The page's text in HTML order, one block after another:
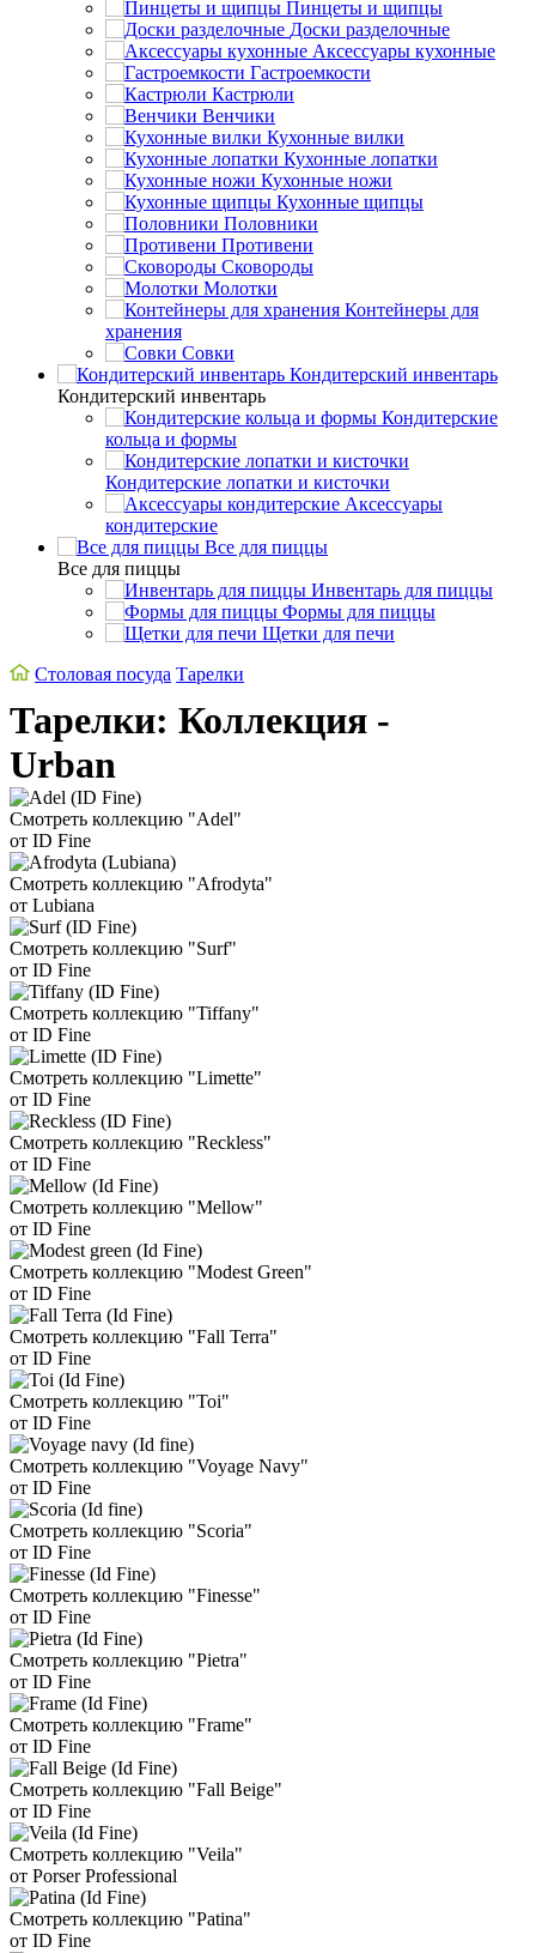
Пинцеты и щипцы
Доски разделочные
Аксессуары кухонные
Гастроемкости
Кастрюли
Венчики
Кухонные вилки
Кухонные лопатки
Кухонные ножи
Кухонные щипцы
Половники
Противени
Сковороды
Молотки
Контейнеры для
хранения
Совки
Кондитерский инвентарь
Кондитерский инвентарь
Кондитерские
кольца и формы
Кондитерские лопатки и кисточки
Аксессуары
кондитерские
Все для пиццы
Все для пиццы
Инвентарь для пиццы
Формы для пиццы
Щетки для печи
Столовая посуда Тарелки
Тарелки: Коллекция -
Urban
Смотреть коллекцию "Adel"
от ID Fine
Смотреть коллекцию "Afrodyta"
от Lubiana
Смотреть коллекцию "Surf"
от ID Fine
Смотреть коллекцию "Tiffany"
от ID Fine
Смотреть коллекцию "Limette"
от ID Fine
Смотреть коллекцию "Reckless"
от ID Fine
Смотреть коллекцию "Mellow"
от ID Fine
Смотреть коллекцию "Modest Green"
от ID Fine
Смотреть коллекцию "Fall Terra"
от ID Fine
Смотреть коллекцию "Toi"
от ID Fine
Смотреть коллекцию "Voyage Navy"
от ID Fine
Смотреть коллекцию "Scoria"
от ID Fine
Смотреть коллекцию "Finesse"
от ID Fine
Смотреть коллекцию "Pietra"
от ID Fine
Смотреть коллекцию "Frame"
от ID Fine
Смотреть коллекцию "Fall Beige"
от ID Fine
Смотреть коллекцию "Veila"
от Porser Professional
Смотреть коллекцию "Patina"
от ID Fine